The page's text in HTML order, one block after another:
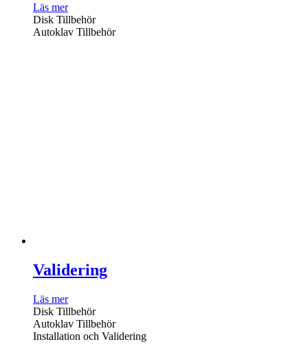
Läs mer
Disk Tillbehör
Autoklav Tillbehör
Validering
Läs mer
Disk Tillbehör
Autoklav Tillbehör
Installation och Validering